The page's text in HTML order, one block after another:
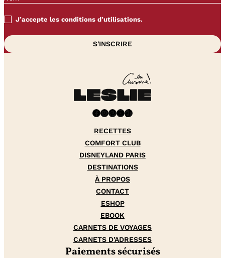
J’accepte les conditions d’utilisations.
Facebook InstagramPinterest YouTube TikTok
RECETTES
COMFORT CLUB
DISNEYLAND PARIS
DESTINATIONS
À PROPOS
CONTACT
ESHOP
EBOOK
CARNETS DE VOYAGES
CARNETS D’ADRESSES
Paiements sécurisés